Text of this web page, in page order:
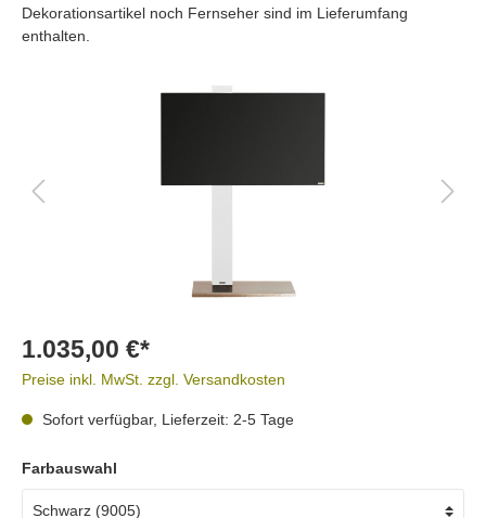
Dekorationsartikel noch Fernseher sind im Lieferumfang
enthalten.
1.035,00 €*
Preise inkl. MwSt. zzgl. Versandkosten
Sofort verfügbar, Lieferzeit: 2-5 Tage
Farbauswahl